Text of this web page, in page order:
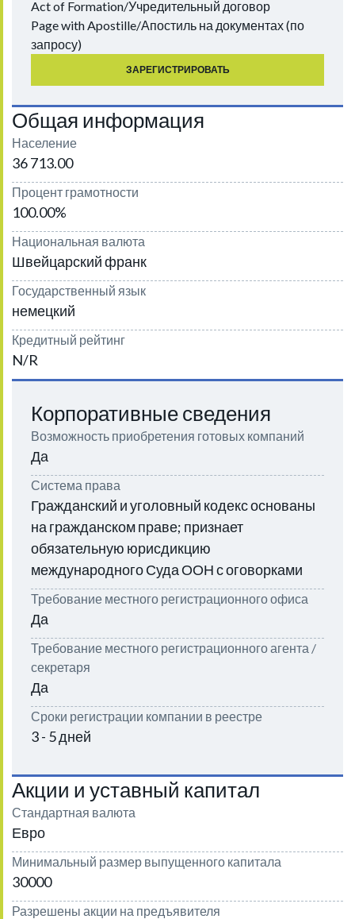
Act of Formation/Учредительный договор
Page with Apostille/Апостиль на документах (по
запросу)
ЗАРЕГИСТРИРОВАТЬ
Общая информация
Население
36 713.00
Процент грамотности
100.00%
Национальная валюта
Швейцарский франк
Государственный язык
немецкий
Кредитный рейтинг
N/R
Корпоративные сведения
Возможность приобретения готовых компаний
Да
Система права
Гражданский и уголовный кодекс основаны
на гражданском праве; признает
обязательную юрисдикцию
международного Суда ООН с оговорками
Требование местного регистрационного офиса
Да
Требование местного регистрационного агента /
секретаря
Да
Сроки регистрации компании в реестре
3 - 5 дней
Акции и уставный капитал
Стандартная валюта
Евро
Минимальный размер выпущенного капитала
30000
Разрешены акции на предъявителя